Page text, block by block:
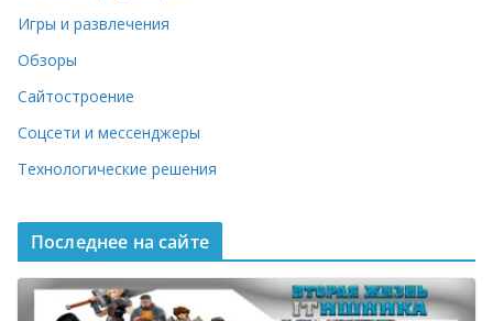
Игры и развлечения
Обзоры
Сайтостроение
Соцсети и мессенджеры
Технологические решения
Последнее на сайте